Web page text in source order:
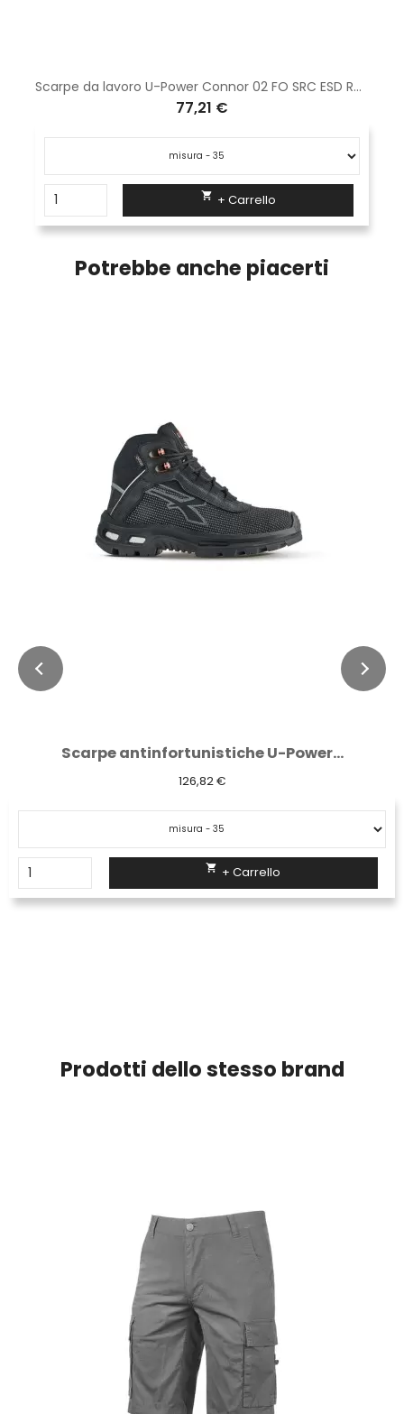
Scarpe da lavoro U-Power Connor 02 FO SRC ESD RO20067
77,21 €
 + Carrello
Potrebbe anche piacerti
Scarpe antinfortunistiche U-Power...
126,82 €
 + Carrello
Prodotti dello stesso brand